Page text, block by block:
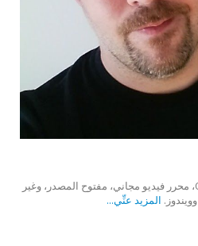
مرحباً، أنا مطوِّر OpenShot، محرر فيديو مجاني، مفتوح المصدر، وغير
المزيد عنِّي...